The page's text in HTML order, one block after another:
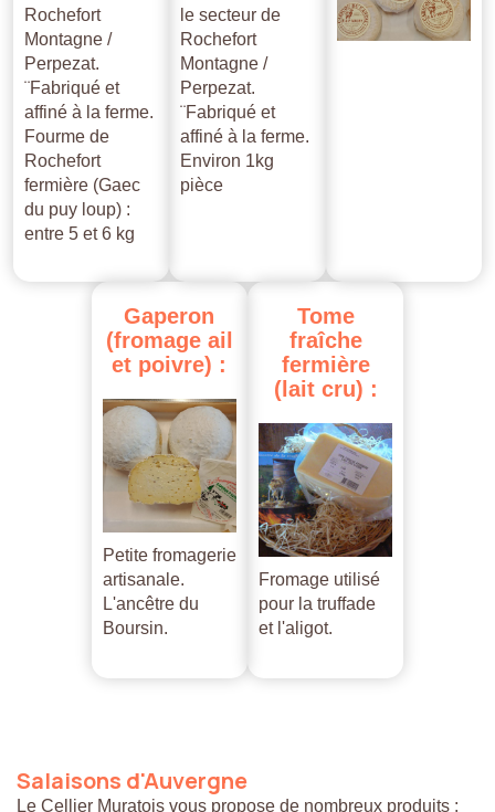
Rochefort
Montagne /
Perpezat.
¨Fabriqué et
affiné à la ferme.
Fourme de
Rochefort
fermière (Gaec
du puy loup) :
entre 5 et 6 kg
le secteur de
Rochefort
Montagne /
Perpezat.
¨Fabriqué et
affiné à la ferme.
Environ 1kg
pièce
Gaperon
(fromage ail
et poivre) :
Petite fromagerie
artisanale.
L'ancêtre du
Boursin.
Tome
fraîche
fermière
(lait cru) :
Fromage utilisé
pour la truffade
et l'aligot.
Salaisons d'Auvergne
Le Cellier Muratois vous propose de nombreux produits :